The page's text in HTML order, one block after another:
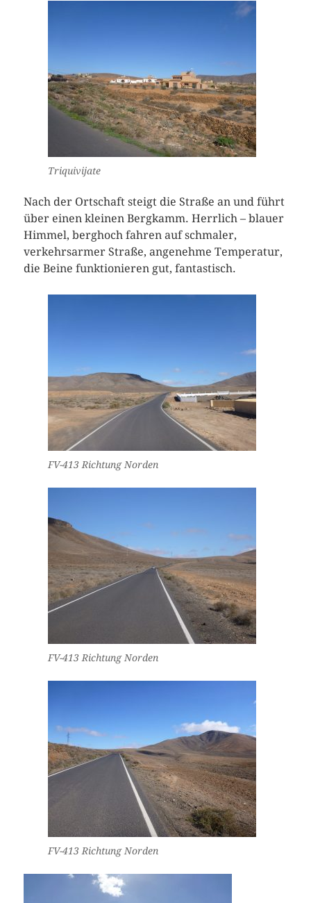
Triquivijate
Nach der Ortschaft steigt die Straße an und führt
über einen kleinen Bergkamm. Herrlich – blauer
Himmel, berghoch fahren auf schmaler,
verkehrsarmer Straße, angenehme Temperatur,
die Beine funktionieren gut, fantastisch.
FV-413 Richtung Norden
FV-413 Richtung Norden
FV-413 Richtung Norden